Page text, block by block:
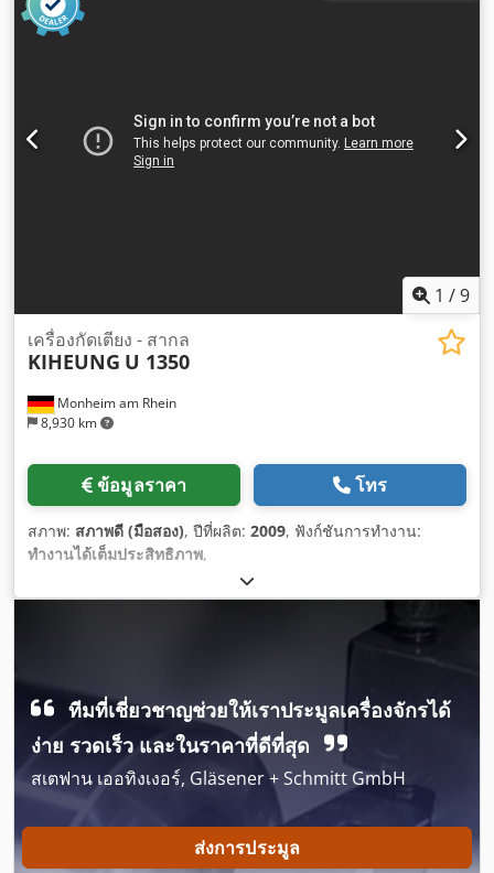
1 /9
Monheim am Rhein
8,930 km
เครื่องกัดเตียง - สากล
KIHEUNG U 1350
ข้อมูลราคา โทร
สภาพ: สภาพดี (มือสอง), ปีที่ผลิต: 2009, ฟังก์ชันการทำงาน:
ทำงานได้เต็มประสิทธิภาพ,
ทีมที่เชี่ยวชาญช่วยให้เราประมูลเครื่องจักรได้
ง่าย รวดเร็ว และในราคาที่ดีที่สุด
สเตฟาน เออทิงเงอร์, Gläsener + Schmitt GmbH
ส่งการประมูล